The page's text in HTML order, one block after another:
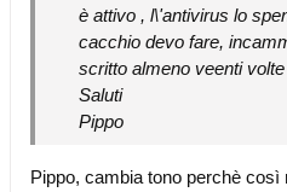
è attivo , l\'antivirus lo
cacchio devo fare,
scritto almeno veenti
Saluti
Pippo
Pippo, cambia tono perchè così